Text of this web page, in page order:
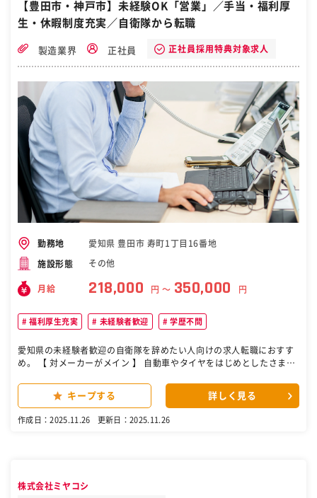
の提出を実施 【職場環境】 ・他社では経験できない先行開発でキャリ
アを磨くことが可能 ・住宅補助60%(会社規定有)など、充実の福利厚
定した就業が可能 仕事の変更範囲 会社の定める業務 【勤務地】 〒45
160 コモ・スクエア ウェスト5F（豊田テクニカルセンター） 〒430-
7718 静岡県浜松市中央区板屋町111-2 浜松アクトタワー18階（浜松
テクニカルセンター） ［自衛隊・転職・求人］
【豊田市・神戸市】未経験OK「営業」／手当・福利厚
生・休暇制度充実／自衛隊から転職
製造業界 正社員 正社員採用特典対象求人
勤務地 愛知県 豊田市 寿町1丁目16番地
施設形態 その他
月給 218,000 円 〜 350,000 円
福利厚生充実 未経験者歓迎 学歴不問
愛知県の未経験者歓迎の自衛隊を辞めたい人向けの求人転職におすす
め。 【 対メーカーがメイン 】 自動車やタイヤをはじめとしたさまざ
全の教育体制あり お客様の要望をヒアリング 最適なシステムの提案
仕様の打ち合わせ 見積書・仕様書の作成 受注後の工程管理 現場立ち
社内の様々な部門と連携して工程管理をお任せします。 未経験の方は
キープする 詳しく見る
作成日：2025.11.26 更新日：2025.11.26
株式会社ミヤコシ